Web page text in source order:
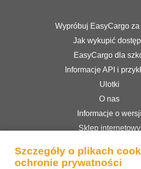
Wypróbuj EasyCargo za
Jak wykupić
EasyCargo dla
Informacje API i
Ulotki
O nas
Informacje o wersji
Sklep internetowy
Polityka
Szczegóły o plikach
ochronie prywatności